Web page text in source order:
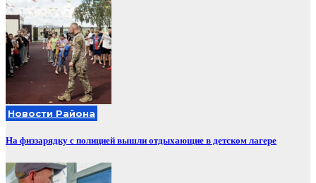
Новости Района
На физзарядку с полицией вышли отдыхающие в детском лагере